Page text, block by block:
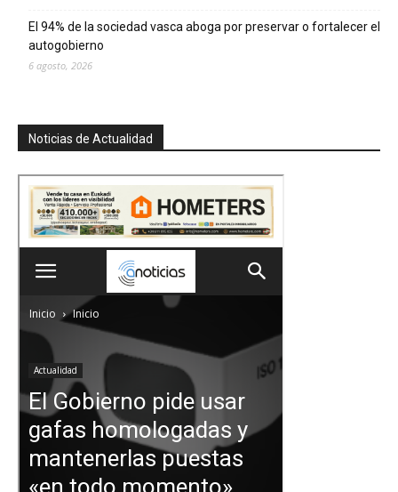
El 94% de la sociedad vasca aboga por preservar o fortalecer el
autogobierno
6 agosto, 2026
Noticias de Actualidad